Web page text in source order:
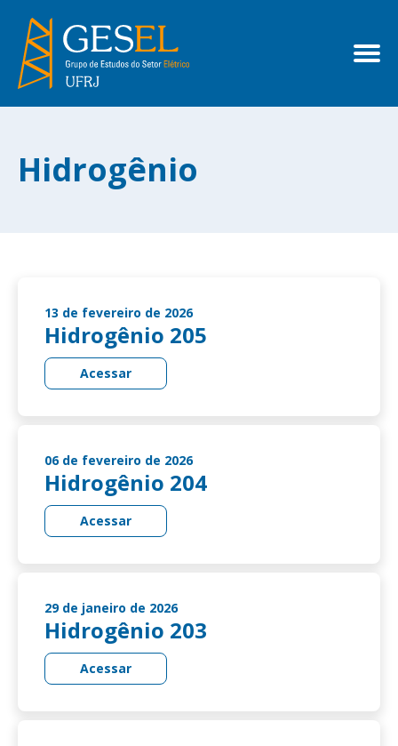
Hidrogênio
13 de fevereiro de 2026
Hidrogênio 205
Acessar
06 de fevereiro de 2026
Hidrogênio 204
Acessar
29 de janeiro de 2026
Hidrogênio 203
Acessar